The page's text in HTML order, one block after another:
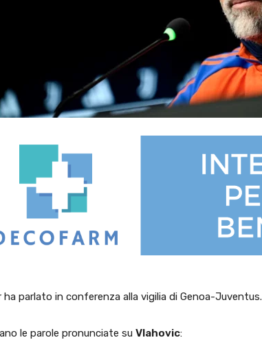
ha parlato in conferenza alla vigilia di Genoa-Juventus.
le parole pronunciate su Vlahovic: